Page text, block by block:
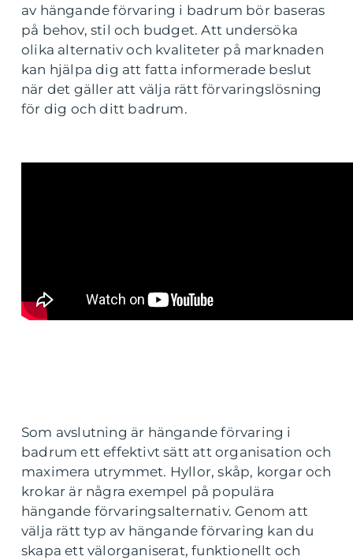
av hängande förvaring i badrum bör baseras
på behov, stil och budget. Att undersöka
olika alternativ och kvaliteter på marknaden
kan hjälpa dig att fatta informerade beslut
när det gäller att välja rätt förvaringslösning
för dig och ditt badrum.
Som avslutning är hängande förvaring i
badrum ett effektivt sätt att organisation och
maximera utrymmet. Hyllor, skåp, korgar och
krokar är några exempel på populära
hängande förvaringsalternativ. Genom att
välja rätt typ av hängande förvaring kan du
skapa ett välorganiserat, funktionellt och